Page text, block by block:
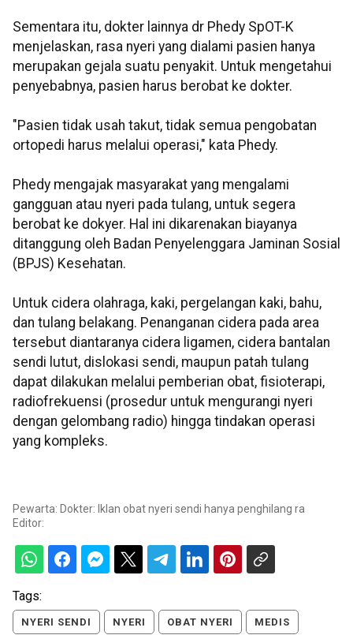
Sementara itu, dokter lainnya dr Phedy SpOT-K
menjelaskan, rasa nyeri yang dialami pasien hanya
merupakan gejala suatu penyakit. Untuk mengetahui
penyebabnya, pasien harus berobat ke dokter.
"Pasien tidak usah takut, tidak semua pengobatan
ortopedi harus melalui operasi," kata Phedy.
Phedy mengajak masyarakat yang mengalami
gangguan atau nyeri pada tulang, untuk segera
berobat ke dokyer. Hal ini dikarenakan biayanya
ditanggung oleh Badan Penyelenggara Jaminan Sosial
(BPJS) Kesehatan.
Untuk cidera olahraga, kaki, pergelangan kaki, bahu,
dan tulang belakang. Penanganan cidera pada area
tersebut diantaranya cidera ligamen, cidera bantalan
sendi lutut, dislokasi sendi, maupun patah tulang
dapat dilakukan melalui pemberian obat, fisioterapi,
radiofrekuensi (prosedur untuk mengurangi nyeri
dengan gelombang radio) hingga tindakan operasi
yang kompleks.
Pewarta: Dokter: Iklan obat nyeri sendi hanya penghilang ra
Editor:
Tags:
NYERI SENDI NYERI OBAT NYERI MEDIS